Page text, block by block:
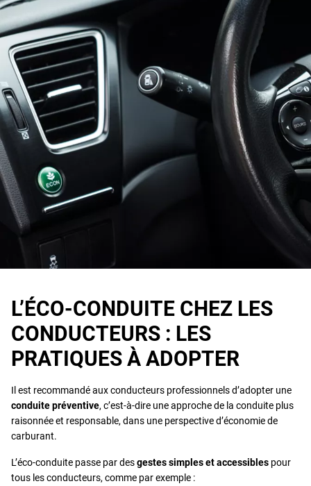
L’ÉCO-CONDUITE CHEZ LES
CONDUCTEURS : LES
PRATIQUES À ADOPTER
Il est recommandé aux conducteurs professionnels d’adopter une
conduite préventive, c’est-à-dire une approche de la conduite plus
raisonnée et responsable, dans une perspective d’économie de
carburant.
L’éco-conduite passe par desgestes simples et accessibles pour
tous les conducteurs, comme par exemple :